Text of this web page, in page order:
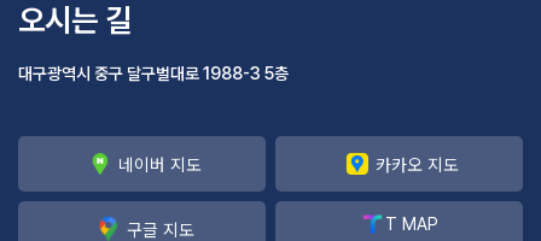
오시는 길
대구광역시 중구 달구벌대로 1988-3 5층
네이버 지도 카카오 지도
구글 지도 T MAP